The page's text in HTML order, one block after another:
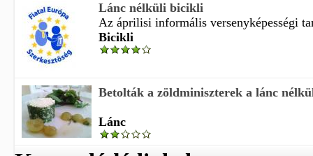
Lánc nélküli bicikli
Az áprilisi informális versenyképességi
Bicikli
Betolták a zöldminiszterek a lánc
Lánc